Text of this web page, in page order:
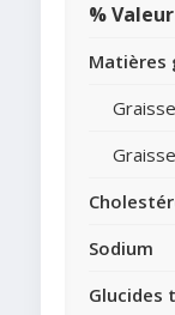
%
Matières
Sodium
Glucides